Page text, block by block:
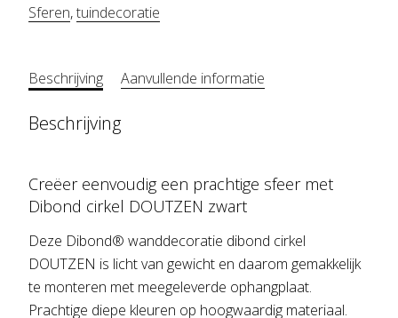
Sferen,tuindecoratie
Beschrijving Aanvullende informatie
Beschrijving
Creëer eenvoudig een prachtige sfeer met
Dibond cirkel DOUTZEN zwart
Deze Dibond® wanddecoratie dibond cirkel
DOUTZEN is licht van gewicht en daarom gemakkelijk
te monteren met meegeleverde ophangplaat.
Prachtige diepe kleuren op hoogwaardig materiaal.